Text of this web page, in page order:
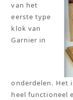
van het
eerste type
klok van
Garnier in
onderdelen. Het
heel functioneel